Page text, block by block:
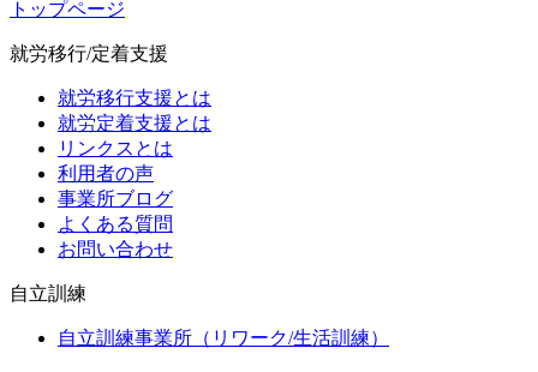
トップページ
就労移行/定着支援
就労移行支援とは
就労定着支援とは
リンクスとは
利用者の声
事業所ブログ
よくある質問
お問い合わせ
自立訓練
自立訓練事業所（リワーク/生活訓練）